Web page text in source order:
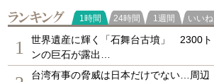
ランキング
1時間 24時間 1週間 いいね
1
世界遺産に輝く「石舞台古墳」 2300ト
ンの巨石が露出…
台湾有事の脅威は日本だけでない…周辺